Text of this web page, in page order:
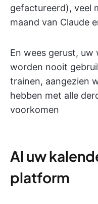
gefactureerd), veel
maand van Claude
En wees gerust,
worden nooit
trainen, aangezien
hebben met alle
voorkomen
Al uw
platform